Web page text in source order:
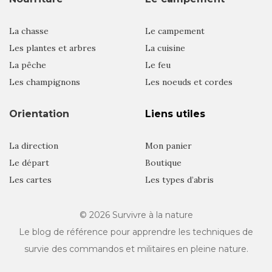
La chasse
Les plantes et arbres
La pêche
Les champignons
Le campement
La cuisine
Le feu
Les noeuds et cordes
Orientation
La direction
Le départ
Les cartes
Liens utiles
Mon panier
Boutique
Les types d’abris
© 2026Survivre à la nature
Le blog de référence pour apprendre les techniques de
survie des commandos et militaires en pleine nature.